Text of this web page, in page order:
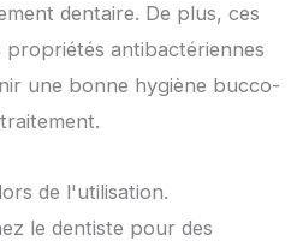
dentaire. De plus, ces
propriétés antibactériennes
une bonne hygiène bucco-
de l'utilisation.
le dentiste pour des